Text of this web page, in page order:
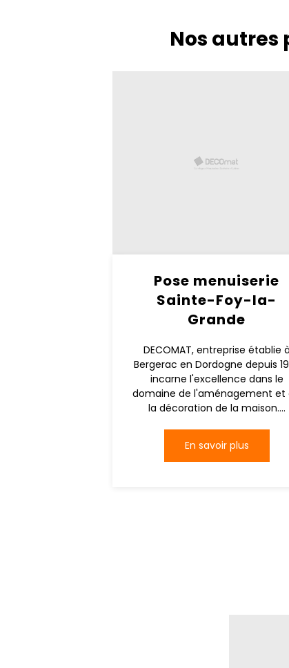
Nos
Pose menuiserie
Sainte-Foy-la-
Grande
DECOMAT, entreprise établie à
Bergerac en Dordogne depuis
incarne l'excellence dans le
domaine de l'aménagement et
la décoration de la maison....
En savoir plus